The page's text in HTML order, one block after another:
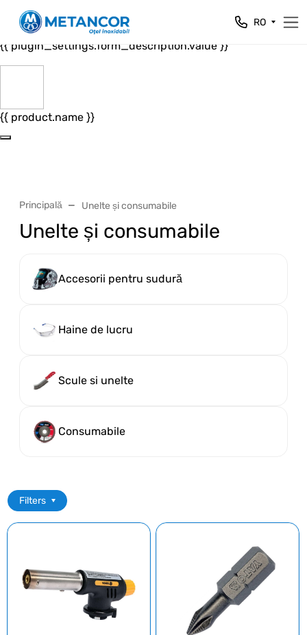
Close
{{ plugin_settings.form_header.value }}
{{ plugin_settings.form_description.value }}
{{ product.name }}
RO
Principală Unelte și consumabile
Unelte și consumabile
Accesorii pentru sudură
Haine de lucru
Scule si unelte
Consumabile
Filters